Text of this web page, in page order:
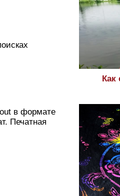
в формате
Печатная
Как